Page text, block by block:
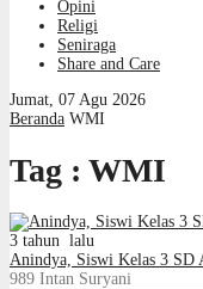
Opini
Religi
Seniraga
Share and Care
Jumat, 07 Agu 2026
Beranda WMI
Tag : WMI
3 tahun lalu
Anindya, Siswi Kelas 3 SD
989 Intan Suryani